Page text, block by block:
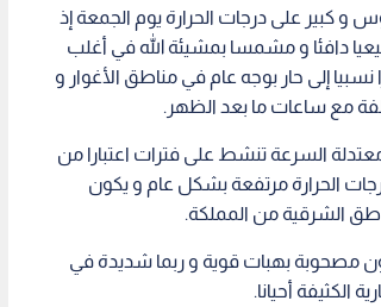
و كبير على درجات الحرارة يوم الجمعة إذ
دافئا و مشمسا بمشيئة الله في أغلب
إلى حار بوجه عام في مناطق الأغوار و
مع ساعات ما بعد الظهر.
السرعة تنشط على فترات اعتبارا من
الحرارة مرتفعة بشكل عام و يكون
الشرقية من المملكة.
مصحوبة بهبات قوية و ربما شديدة في
الكثيفة أحيانا.